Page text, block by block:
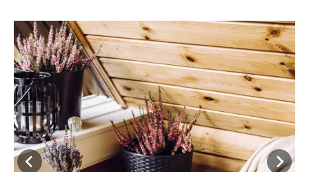
t
a
b
w
t
a
b
n
a
n
e
w
a
b